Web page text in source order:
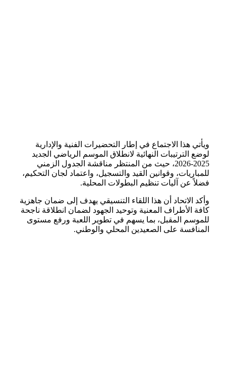
ويأتي هذا الاجتماع في إطار التحضيرات الفنية والإدارية
لوضع الترتيبات النهائية لانطلاق الموسم الرياضي الجديد
2025-2026، حيث من المنتظر مناقشة الجدول الزمني
للمباريات، وقوانين القيد والتسجيل، واعتماد لجان التحكيم،
فضلاً عن آليات تنظيم البطولات المحلية.
وأكد الاتحاد أن هذا اللقاء التنسيقي يهدف إلى ضمان جاهزية
كافة الأطراف المعنية وتوحيد الجهود لضمان انطلاقة ناجحة
للموسم المقبل، بما يسهم في تطوير اللعبة ورفع مستوى
المنافسة على الصعيدين المحلي والوطني.